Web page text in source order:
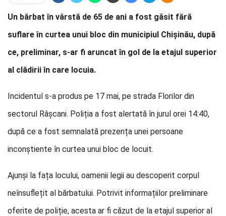
Un bărbat în vârstă de 65 de ani a fost găsit fără
suflare în curtea unui bloc din municipiul Chișinău, după
ce, preliminar, s-ar fi aruncat în gol de la etajul superior
al clădirii în care locuia.
Incidentul s-a produs pe 17 mai, pe strada Florilor din
sectorul Râșcani. Poliția a fost alertată în jurul orei 14:40,
după ce a fost semnalată prezența unei persoane
inconștiente în curtea unui bloc de locuit.
Ajunși la fața locului, oamenii legii au descoperit corpul
neînsuflețit al bărbatului. Potrivit informațiilor preliminare
oferite de poliție, acesta ar fi căzut de la etajul superior al